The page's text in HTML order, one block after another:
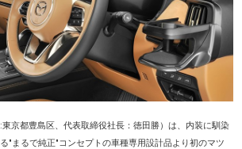
京都豊島区、代表取締役社長：徳田勝）は、内装に馴染
"まるで純正"コンセプトの車種専用設計品より初のマツ